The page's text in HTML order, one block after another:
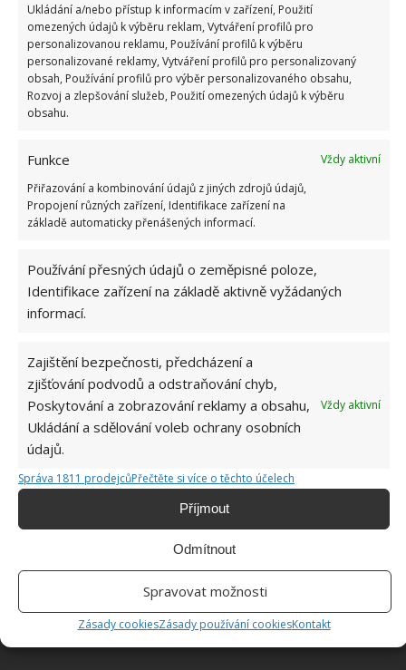
Ukládání a/nebo přístup k informacím v zařízení, Použití
omezených údajů k výběru reklam, Vytváření profilů pro
personalizovanou reklamu, Používání profilů k výběru
personalizované reklamy, Vytváření profilů pro personalizovaný
obsah, Používání profilů pro výběr personalizovaného obsahu,
Rozvoj a zlepšování služeb, Použití omezených údajů k výběru
obsahu.
Funkce
Vždy aktivní
Přiřazování a kombinování údajů z jiných zdrojů údajů,
Propojení různých zařízení, Identifikace zařízení na
základě automaticky přenášených informací.
Používání přesných údajů o zeměpisné poloze,
Identifikace zařízení na základě aktivně vyžádaných
informací.
Zajištění bezpečnosti, předcházení a
zjišťování podvodů a odstraňování chyb,
Poskytování a zobrazování reklamy a obsahu,
Ukládání a sdělování voleb ochrany osobních
údajů.
Vždy aktivní
Správa 1811 prodejcůPřečtěte si více o těchto účelech
Příjmout
Odmítnout
Spravovat možnosti
Zásady cookiesZásady používání cookiesKontakt
Zvládnete to i vy
Pokud si myslíte, že je Adam profesionální
řemeslník, a tak pro něj výroba pokoje byla hračka,
jste na omylu. Adam se totiž živí jako programátor a
nepodařilo sehnat nic, co by přesně odpovídalo jeho
představám. A je přesvědčený o tom, že s trochou
úsilí něco podobného svede každý. Třeba i vy.
Fotografie: GNDxero